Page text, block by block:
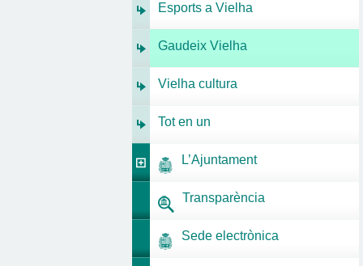
Esports a Vielha
Gaudeix Vielha
Vielha cultura
Tot en un
L’Ajuntament
Transparència
Sede electrònica